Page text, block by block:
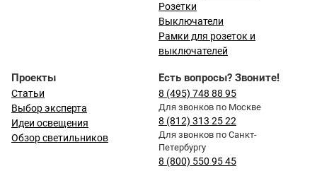
Розетки
Выключатели
Рамки для розеток и
выключателей
Проекты
Статьи
Выбор эксперта
Идеи освещения
Обзор светильников
Есть вопросы? Звоните!
8 (495) 748 88 95
Для звонков по Москве
8 (812) 313 25 22
Для звонков по Санкт-
Петербургу
8 (800) 550 95 45